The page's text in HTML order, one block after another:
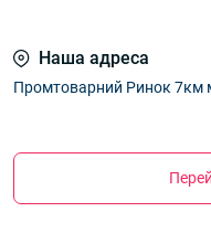
Наша адреса
Промтоварний Ринок 7км